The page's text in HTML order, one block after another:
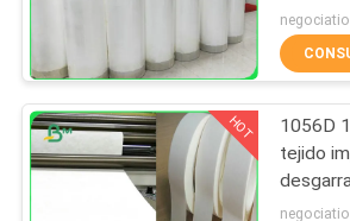
NOTICIAS
CASOS
DE
Rollo del
categoría
alimenticia
HOT
1056D
tejido
de